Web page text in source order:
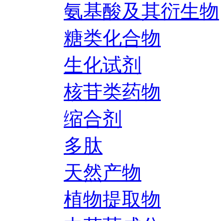
氨基酸及其衍生物
糖类化合物
生化试剂
核苷类药物
缩合剂
多肽
天然产物
植物提取物